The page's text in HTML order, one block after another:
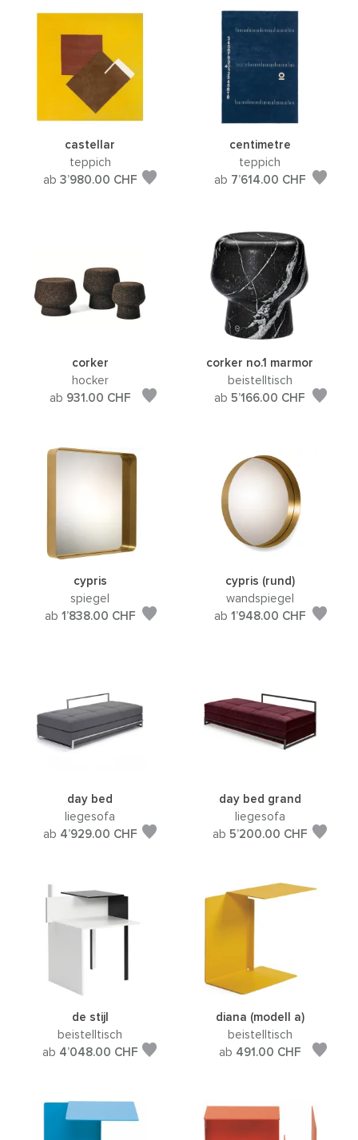
castellar
teppich
ab 3’980.00 CHF
centimetre
teppich
ab 7’614.00 CHF
corker
hocker
ab 931.00 CHF
corker no.1 marmor
beistelltisch
ab 5’166.00 CHF
cypris
spiegel
ab 1’838.00 CHF
cypris (rund)
wandspiegel
ab 1’948.00 CHF
day bed
liegesofa
ab 4’929.00 CHF
day bed grand
liegesofa
ab 5’200.00 CHF
de stijl
beistelltisch
ab 4’048.00 CHF
diana (modell a)
beistelltisch
ab 491.00 CHF